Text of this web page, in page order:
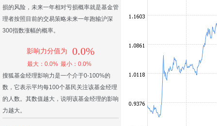
损的风险，未来一年相对亏损概率就是基金管
理者按照目前的交易策略未来一年跑输沪深
300指数涨幅的概率。
影响力分值为 0.0%
最大：0.0% 最小：0.0%
搜狐基金经理影响力是一个介于0-100%的
数，它表示平均每100个基民关注该基金经理
的人数。其数值越大，说明该基金经理的影响
力越大。